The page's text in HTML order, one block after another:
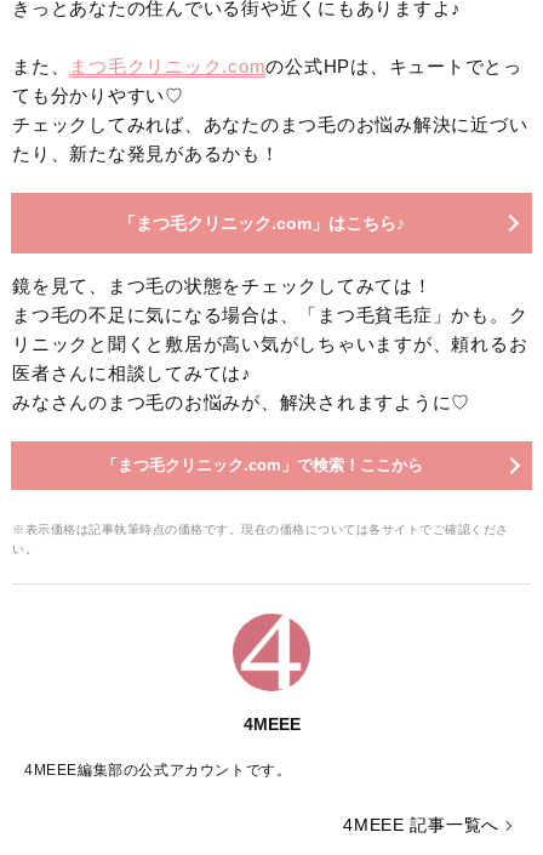
きっとあなたの住んでいる街や近くにもありますよ♪
また、 まつ毛クリニック.comの公式HPは、キュートでとっ
ても分かりやすい♡
チェックしてみれば、あなたのまつ毛のお悩み解決に近づい
たり、新たな発見があるかも！
「まつ毛クリニック.com」はこちら♪
鏡を見て、まつ毛の状態をチェックしてみては！
まつ毛の不足に気になる場合は、「まつ毛貧毛症」かも。ク
リニックと聞くと敷居が高い気がしちゃいますが、頼れるお
医者さんに相談してみては♪
みなさんのまつ毛のお悩みが、解決されますように♡
「まつ毛クリニック.com」で検索！ここから
※表示価格は記事執筆時点の価格です。現在の価格については各サイトでご確認くださ
い。
4MEEE
4MEEE編集部の公式アカウントです。
4MEEE 記事一覧へ